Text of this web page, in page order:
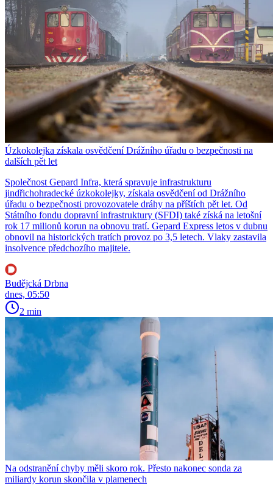
Úzkokolejka získala osvědčení Drážního úřadu o bezpečnosti na
dalších pět let
Společnost Gepard Infra, která spravuje infrastrukturu
jindřichohradecké úzkokolejky, získala osvědčení od Drážního
úřadu o bezpečnosti provozovatele dráhy na příštích pět let. Od
Státního fondu dopravní infrastruktury (SFDI) také získá na letošní
rok 17 milionů korun na obnovu tratí. Gepard Express letos v dubnu
obnovil na historických tratích provoz po 3,5 letech. Vlaky zastavila
insolvence předchozího majitele.
Budějcká Drbna
dnes, 05:50
2 min
Na odstranění chyby měli skoro rok. Přesto nakonec sonda za
miliardy korun skončila v plamenech